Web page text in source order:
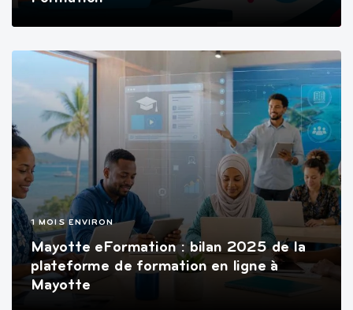
1 MOIS ENVIRON
Mayotte eFormation : bilan 2025 de la
plateforme de formation en ligne à
Mayotte